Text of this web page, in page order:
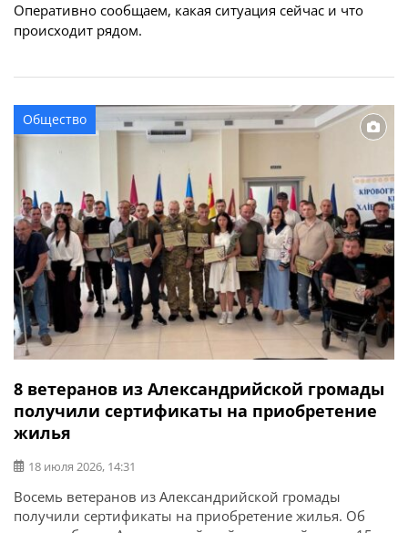
Оперативно сообщаем, какая ситуация сейчас и что
происходит рядом.
Общество
8 ветеранов из Александрийской громады
получили сертификаты на приобретение
жилья
18 июля 2026, 14:31
Восемь ветеранов из Александрийской громады
получили сертификаты на приобретение жилья. Об